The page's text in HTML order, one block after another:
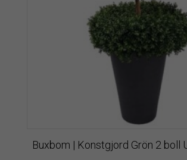
Buxbom | Konstgjord Grön 2 boll